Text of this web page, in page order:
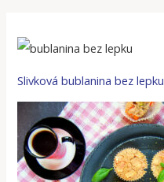
Slivková bublanina bez lepku